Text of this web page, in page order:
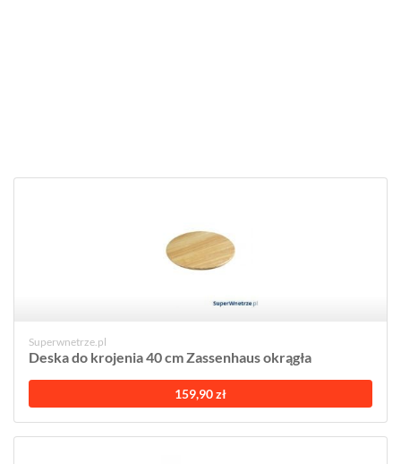
Superwnetrze.pl
Deska do krojenia 40 cm Zassenhaus okrągła
159,90 zł